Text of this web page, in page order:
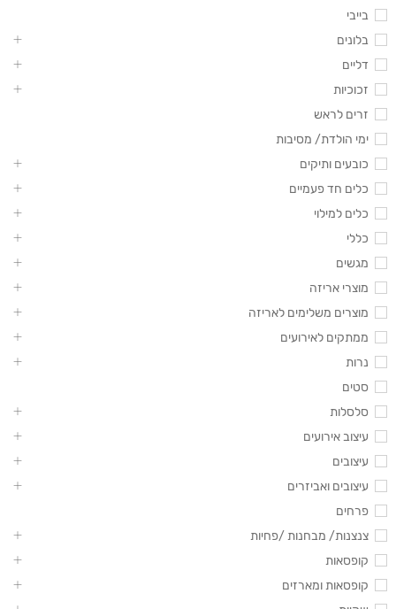
בייבי
בלונים
דליים
זכוכיות
זרים לראש
ימי הולדת/ מסיבות
כובעים ותיקים
כלים חד פעמיים
כלים למילוי
כללי
מגשים
מוצרי אריזה
מוצרים משלימים לאריזה
ממתקים לאירועים
נרות
סטים
סלסלות
עיצוב אירועים
עיצובים
עיצובים ואביזרים
פרחים
צנצנות/ מבחנות /פחיות
קופסאות
קופסאות ומארזים